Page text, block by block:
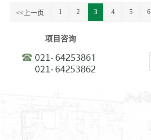
<<上一页 1 2 3 4 5 6
项目咨询